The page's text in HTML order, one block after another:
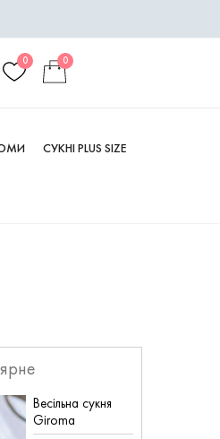
0 0
СУКНІ PLUS SIZE
Весільна сукня
Giroma